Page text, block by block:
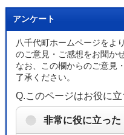
アンケート
八千代町ホームページをよ
のご意見・ご感想をお聞か
なお、この欄からのご意見
了承ください。
Q.このページはお役に立
非常に役に立った